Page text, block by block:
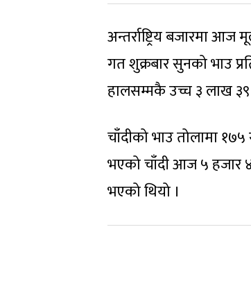
अन्तर्राष्ट्रिय बजारमा
गत शुक्रबार सुनको भाउ
हालसम्मकै उच्च ३ लाख
चाँदीको भाउ तोलामा
भएको चाँदी आज ५ हजार
भएको थियो ।